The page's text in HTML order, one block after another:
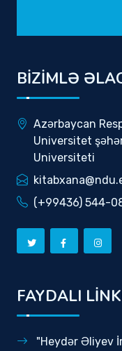
BİZİMLƏ
Azərbaycan
Universitet
Universiteti
(+99436) 544-
FAYDALI
"Heydər Əliyev